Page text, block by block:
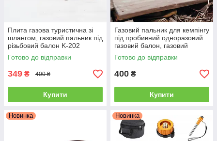
Плита газова туристична зі
шлангом, газовий пальник під
різьбовий балон K-202
Готово до відправки
349 ₴ 400 ₴
Купити
Газовий пальник для кемпінгу
під пробивний одноразовий
газовий балон, газовий
примус для пікніка
Готово до відправки
400 ₴
Купити
Новинка Новинка